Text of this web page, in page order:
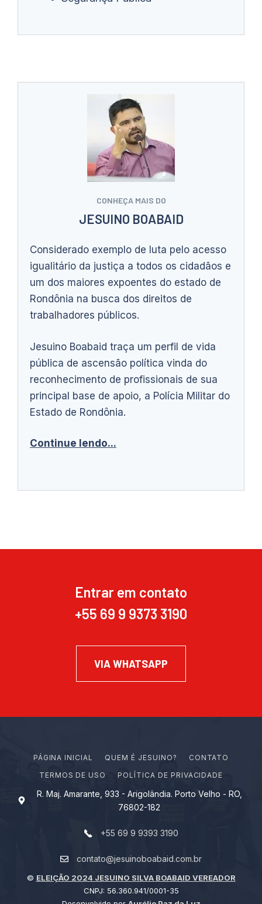
CONHEÇA MAIS DO
JESUINO BOABAID
Considerado exemplo de luta pelo acesso
igualitário da justiça a todos os cidadãos e
um dos maiores expoentes do estado de
Rondônia na busca dos direitos de
trabalhadores públicos.
Jesuino Boabaid traça um perfil de vida
pública de ascensão política vinda do
reconhecimento de profissionais de sua
principal base de apoio, a Polícia Militar do
Estado de Rondônia.
Continue lendo...
Entrar em contato
+55 69 9 9373 3190
VIA WHATSAPP
PÁGINA INICIAL Q U EM É J ES U I N O?
CONTATO
TERMOS DE USO
POLÍTICA DE PRIVACIDADE
R. Maj. Amarante, 933 - Arigolândia. Porto Velho - RO,
76802-182
+55 69 9 9393 3190
contato@jesuinoboabaid.com.br
© ELEIÇÃO 2024 JESUINO SILVA BOABAID VEREADOR
CNPJ: 56.360.941/0001-35